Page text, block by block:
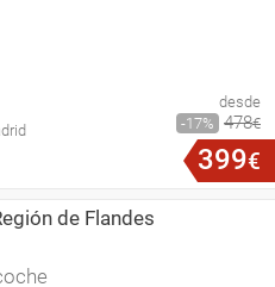
desde
17
478€
399€
de Flandes